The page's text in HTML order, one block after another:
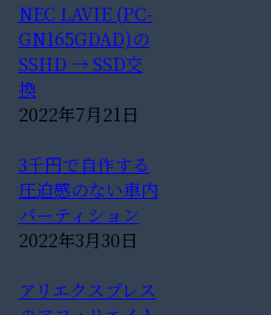
NEC LAVIE (PC-
GN165GDAD)の
SSHD → SSD交
換
2022年7月21日
3千円で自作する
圧迫感のない車内
パーティション
2022年3月30日
アリエクスプレス